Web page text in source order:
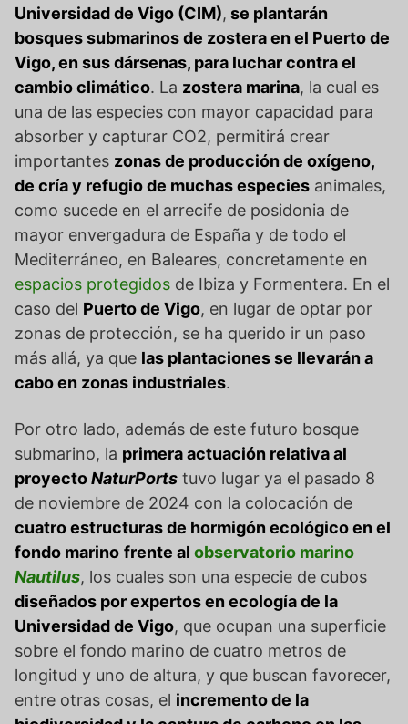
Universidad de Vigo (CIM), se plantarán
bosques submarinos de zostera en el Puerto de
Vigo, en sus dársenas, para luchar contra el
cambio climático. La zostera marina, la cual es
una de las especies con mayor capacidad para
absorber y capturar CO2, permitirá crear
importantes zonas de producción de oxígeno,
de cría y refugio de muchas especies animales,
como sucede en el arrecife de posidonia de
mayor envergadura de España y de todo el
Mediterráneo, en Baleares, concretamente en
espacios protegidos de Ibiza y Formentera. En el
caso del Puerto de Vigo, en lugar de optar por
zonas de protección, se ha querido ir un paso
más allá, ya que las plantaciones se llevarán a
cabo en zonas industriales.
Por otro lado, además de este futuro bosque
submarino, la primera actuación relativa al
proyectoNaturPorts tuvo lugar ya el pasado 8
de noviembre de 2024 con la colocación de
cuatro estructuras de hormigón ecológico en el
fondo marino frente al observatorio marino
Nautilus, los cuales son una especie de cubos
diseñados por expertos en ecología de la
Universidad de Vigo, que ocupan una superficie
sobre el fondo marino de cuatro metros de
longitud y uno de altura, y que buscan favorecer,
entre otras cosas, el incremento de la